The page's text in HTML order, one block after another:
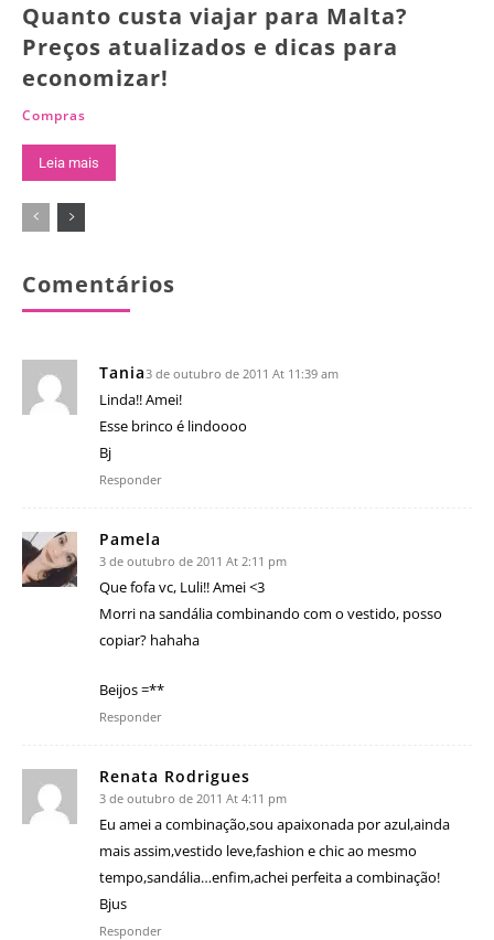
Quanto custa viajar para Malta?
Preços atualizados e dicas para
economizar!
Compras
Leia mais
Comentários
Tania3 de outubro de 2011 At 11:39 am
Linda!! Amei!
Esse brinco é lindoooo
Bj
Responder
Pamela
3 de outubro de 2011 At 2:11 pm
Que fofa vc, Luli!! Amei <3
Morri na sandália combinando com o vestido, posso
copiar? hahaha
Beijos =**
Responder
Renata Rodrigues
3 de outubro de 2011 At 4:11 pm
Eu amei a combinação,sou apaixonada por azul,ainda
mais assim,vestido leve,fashion e chic ao mesmo
tempo,sandália…enfim,achei perfeita a combinação!
Bjus
Responder